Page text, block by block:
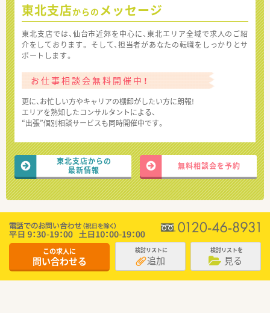
東北支店からの メッセージ
東北支店では、仙台市近郊を中心に、東北エリア全域で求人のご紹
介をしております。 そして、担当者があなたの転職をしっかりとサ
ポートします。
お仕事相談会無料開催中！
更に、お忙しい方やキャリアの棚卸がしたい方に朗報!
エリアを熟知したコンサルタントによる、
“出張”個別相談サービスも同時開催中です。
東北支店からの
最新情報
無料相談会を予約
この求人に
問い合わせる
検討リストに
追加
検討リストを
見る